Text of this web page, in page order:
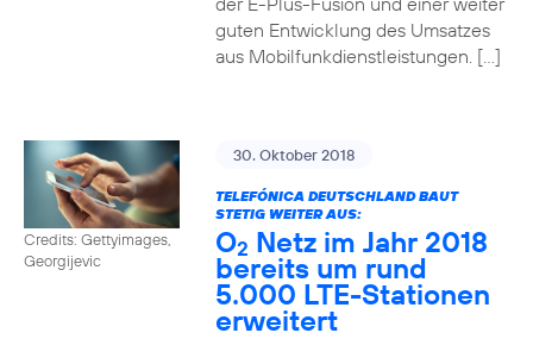
guten Entwicklung des Umsatzes
aus Mobilfunkdienstleistungen. […]
Credits: Gettyimages,
Georgijevic
30. Oktober 2018
TELEFÓNICA DEUTSCHLAND BAUT
STETIG WEITER AUS:
O2 Netz im Jahr 2018
bereits um rund
5.000 LTE-Stationen
erweitert